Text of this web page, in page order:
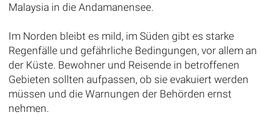
Malaysia in die Andamanensee.
Im Norden bleibt es mild, im Süden gibt es starke
Regenfälle und gefährliche Bedingungen, vor allem an
der Küste. Bewohner und Reisende in betroffenen
Gebieten sollten aufpassen, ob sie evakuiert werden
müssen und die Warnungen der Behörden ernst
nehmen.